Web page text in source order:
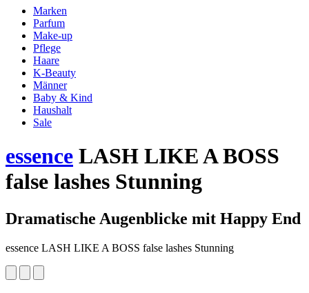
Marken
Parfum
Make-up
Pflege
Haare
K-Beauty
Männer
Baby & Kind
Haushalt
Sale
essence LASH LIKE A BOSS
false lashes Stunning
Dramatische Augenblicke mit Happy End
essence LASH LIKE A BOSS false lashes Stunning